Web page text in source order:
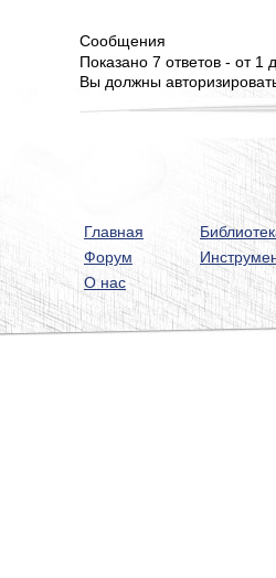
Сообщения
Показано 7 ответов - от 1
Вы должны
Главная
Форум
О нас